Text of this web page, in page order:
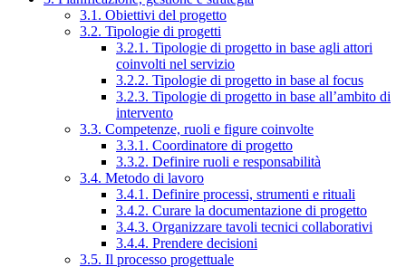
3.1. Obiettivi del progetto
3.2. Tipologie di progetti
3.2.1. Tipologie di progetto in base agli attori
coinvolti nel servizio
3.2.2. Tipologie di progetto in base al focus
3.2.3. Tipologie di progetto in base all’ambito di
intervento
3.3. Competenze, ruoli e figure coinvolte
3.3.1. Coordinatore di progetto
3.3.2. Definire ruoli e responsabilità
3.4. Metodo di lavoro
3.4.1. Definire processi, strumenti e rituali
3.4.2. Curare la documentazione di progetto
3.4.3. Organizzare tavoli tecnici collaborativi
3.4.4. Prendere decisioni
3.5. Il processo progettuale